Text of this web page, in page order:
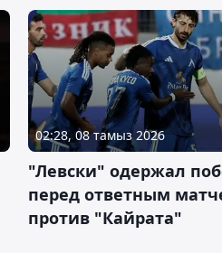
02:28, 08 тамыз 2026
"Левски" одержал
перед ответным
против "Кайрата"